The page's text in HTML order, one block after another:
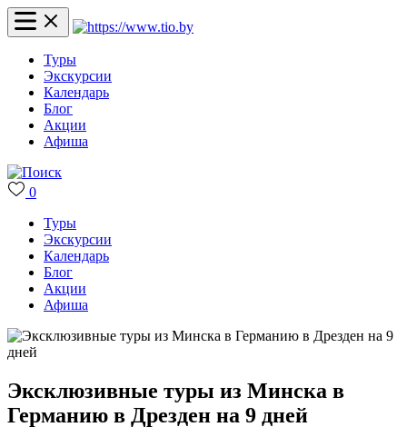
Туры
Экскурсии
Календарь
Блог
Акции
Афиша
0
Туры
Экскурсии
Календарь
Блог
Акции
Афиша
Эксклюзивные туры из Минска в
Германию в Дрезден на 9 дней